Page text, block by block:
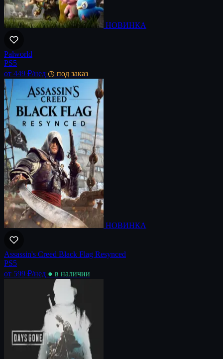
НОВИНКА
Palworld
PS5
от 449 ₽/нед ◷ под заказ
НОВИНКА
Assassin's Creed Black Flag Resynced
PS5
от 599 ₽/нед ● в наличии